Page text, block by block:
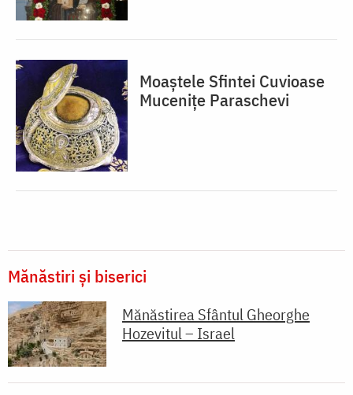
Moaștele Sfintei Cuvioase
Mucenițe Paraschevi
Mănăstiri și biserici
Mănăstirea Sfântul Gheorghe
Hozevitul – Israel